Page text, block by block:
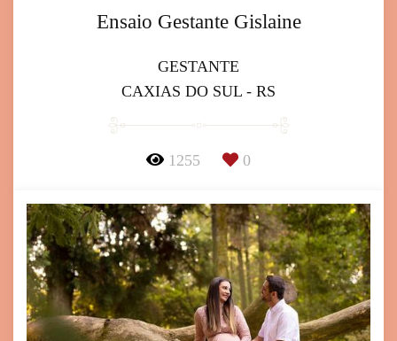
Ensaio Gestante Gislaine
GESTANTE
CAXIAS DO SUL - RS
1255 0